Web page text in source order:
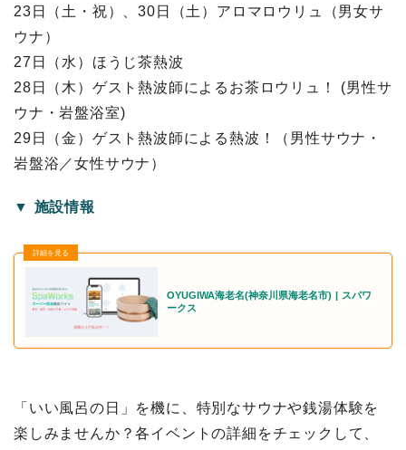
23日（土・祝）、30日（土）アロマロウリュ（男女サ
ウナ）
27日（水）ほうじ茶熱波
28日（木）ゲスト熱波師によるお茶ロウリュ！ (男性サ
ウナ・岩盤浴室)
29日（金）ゲスト熱波師による熱波！（男性サウナ・
岩盤浴／女性サウナ）
▼ 施設情報
OYUGIWA海老名(神奈川県海老名市) | スパワ
ークス
「いい風呂の日」を機に、特別なサウナや銭湯体験を
楽しみませんか？各イベントの詳細をチェックして、